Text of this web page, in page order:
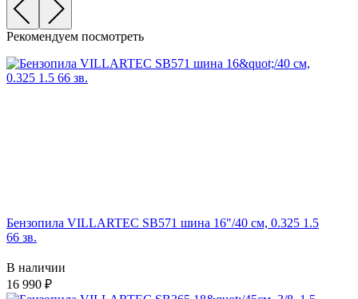
Рекомендуем посмотреть
Бензопила VILLARTEC SB571 шина 16"/40 см, 0.325 1.5
66 зв.
В наличии
16 990